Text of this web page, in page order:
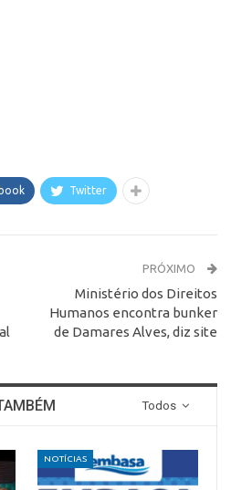
Twitter
PRÓXIMO
Ministério dos Direitos
Humanos encontra bunker
de Damares Alves, diz site
Todos
NOTÍCIAS